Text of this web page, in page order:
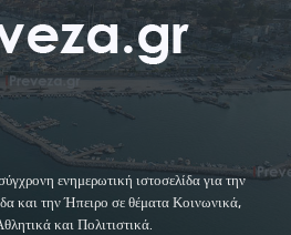
ενημερωτική ιστοσελίδα για την
και την Ήπειρο σε θέματα Κοινωνικά,
και Πολιτιστικά.